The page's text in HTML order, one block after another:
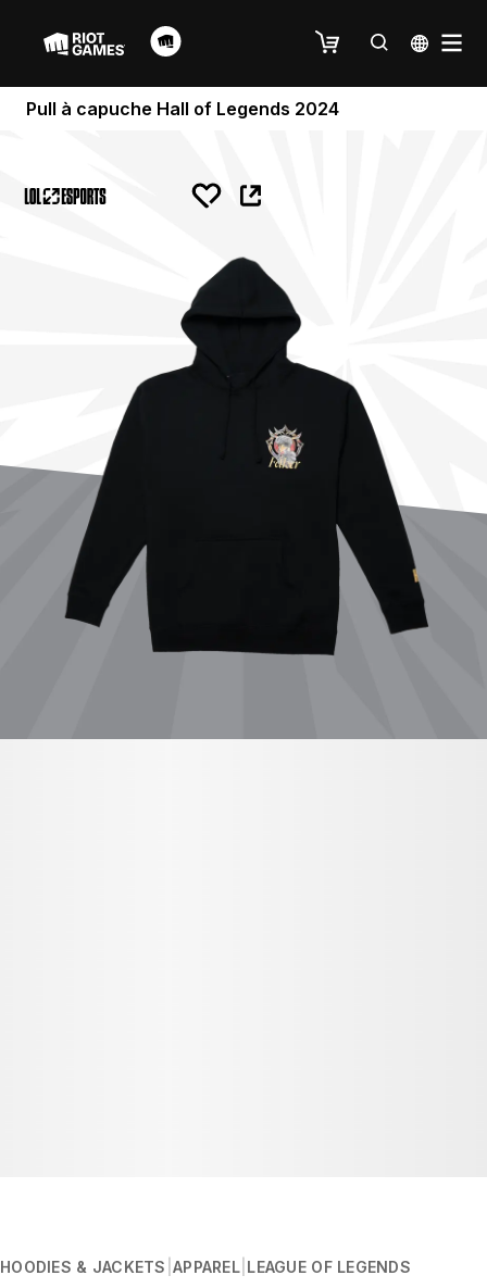
Pull à capuche Hall of Legends 2024
HOODIES & JACKETS APPAREL LEAGUE OF LEGENDS